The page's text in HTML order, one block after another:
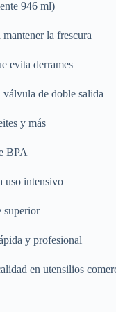
946 ml)
la frescura
evita derrames
de doble salida
y más
BPA
uso intensivo
superior
y profesional
en utensilios